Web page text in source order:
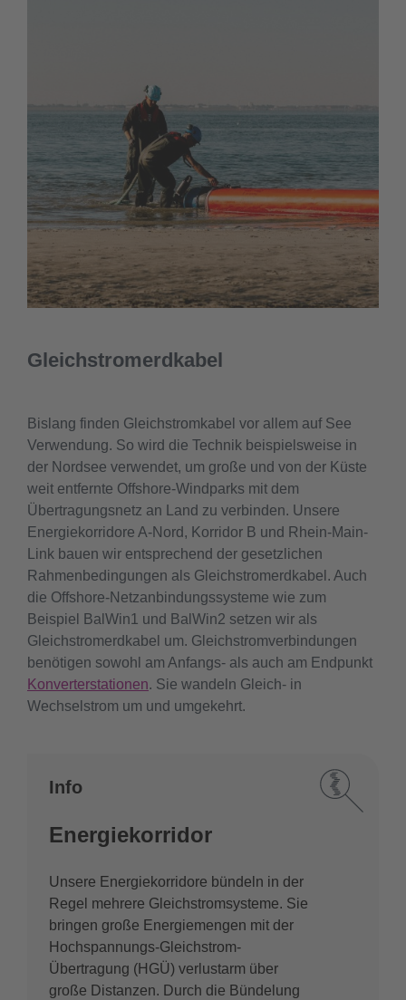
Gleichstromerdkabel
Bislang finden Gleichstromkabel vor allem auf See
Verwendung. So wird die Technik beispielsweise in
der Nordsee verwendet, um große und von der Küste
weit entfernte Offshore-Windparks mit dem
Übertragungsnetz an Land zu verbinden. Unsere
Energiekorridore A-Nord, Korridor B und Rhein-Main-
Link bauen wir entsprechend der gesetzlichen
Rahmenbedingungen als Gleichstromerdkabel. Auch
die Offshore-Netzanbindungssysteme wie zum
Beispiel BalWin1 und BalWin2 setzen wir als
Gleichstromerdkabel um. Gleichstromverbindungen
benötigen sowohl am Anfangs- als auch am Endpunkt
Konverterstationen. Sie wandeln Gleich- in
Wechselstrom um und umgekehrt.
Info
Energiekorridor
Unsere Energiekorridore bündeln in der
Regel mehrere Gleichstromsysteme. Sie
bringen große Energiemengen mit der
Hochspannungs-Gleichstrom-
Übertragung (HGÜ) verlustarm über
große Distanzen. Durch die Bündelung